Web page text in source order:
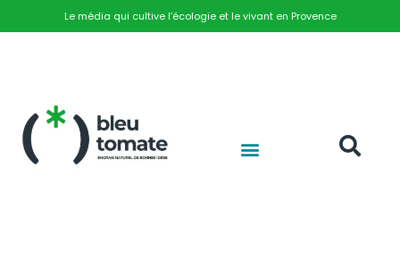
Le média qui cultive l’écologie et le vivant en Provence